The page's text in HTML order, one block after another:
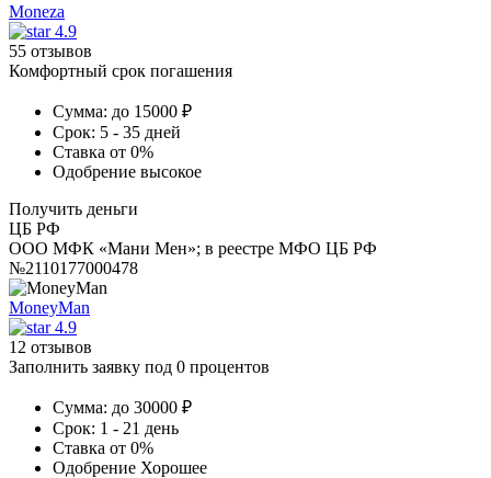
Moneza
4.9
55 отзывов
Комфортный срок погашения
Сумма: до 15000 ₽
Срок: 5 - 35 дней
Ставка от 0%
Одобрение высокое
Получить деньги
ЦБ РФ
ООО МФК «Мани Мен»; в реестре МФО ЦБ РФ
№2110177000478
MoneyMan
4.9
12 отзывов
Заполнить заявку под 0 процентов
Сумма: до 30000 ₽
Срок: 1 - 21 день
Ставка от 0%
Одобрение Хорошее